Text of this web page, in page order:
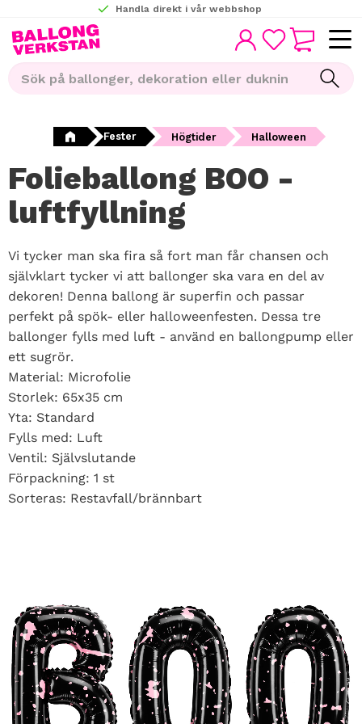
Meny
Handla direkt i vår webbshop
FAVORITER
KUNDVAGN
Fester Högtider Halloween
Folieballong BOO -
luftfyllning
Vi tycker man ska fira så fort man får chansen och
självklart tycker vi att ballonger ska vara en del av
dekoren! Denna ballong är superfin och passar
perfekt på spök- eller halloweenfesten. Dessa tre
ballonger fylls med luft - använd en ballongpump eller
ett sugrör.
Material: Microfolie
Storlek: 65x35 cm
Yta: Standard
Fylls med: Luft
Ventil: Självslutande
Förpackning: 1 st
Sorteras: Restavfall/brännbart